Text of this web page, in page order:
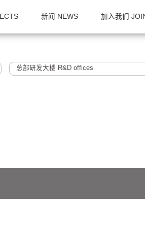
项目 PROJECTS 新闻 NEWS
施工图设计 Construction Document 总部研发大楼 R&D offices